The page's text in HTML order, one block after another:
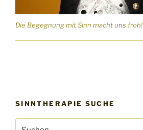
Die Begegnung mit Sinn macht uns froh!
SINNTHERAPIE SUCHE